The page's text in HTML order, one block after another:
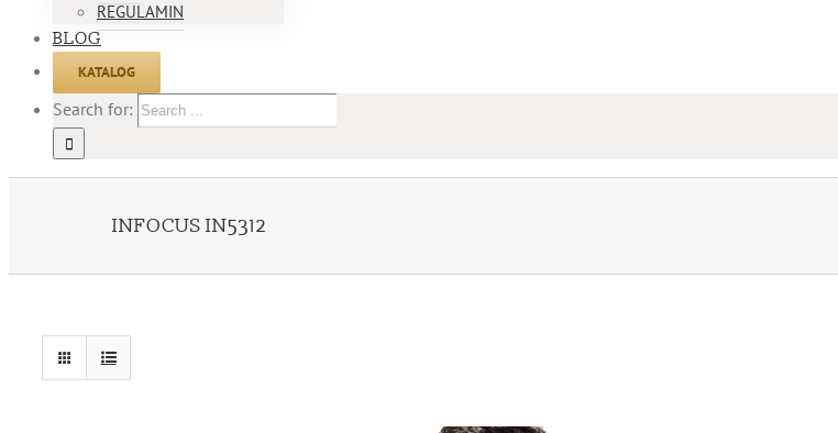
REGULAMIN
BLOG
KATALOG
Search for:
INFOCUS IN5312